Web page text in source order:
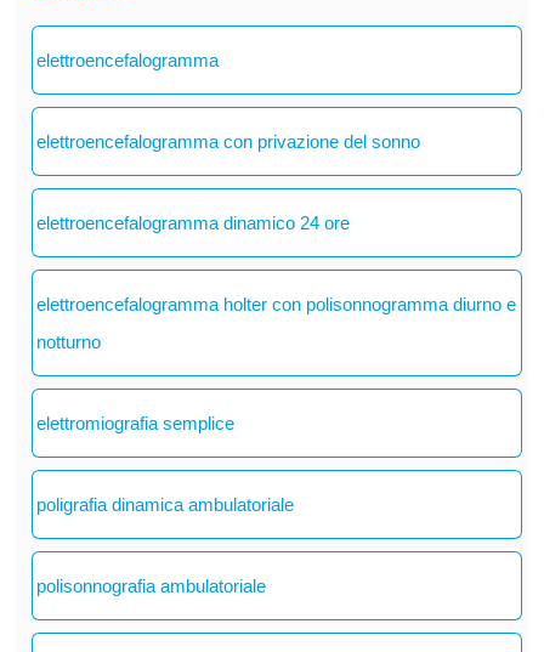
elettroencefalogramma
elettroencefalogramma con privazione del sonno
elettroencefalogramma dinamico 24 ore
elettroencefalogramma holter con polisonnogramma diurno e
notturno
elettromiografia semplice
poligrafia dinamica ambulatoriale
polisonnografia ambulatoriale